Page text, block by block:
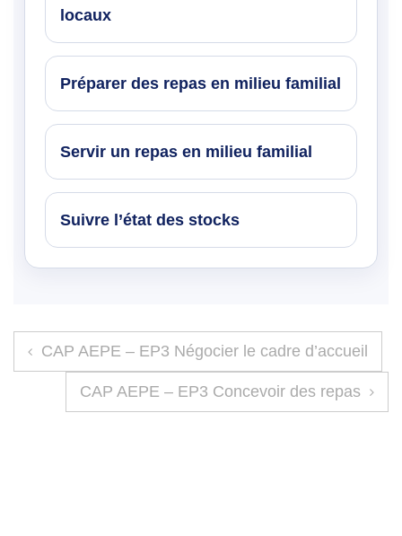
locaux
Préparer des repas en milieu familial
Servir un repas en milieu familial
Suivre l’état des stocks
Navigation de l’article
CAP AEPE – EP3 Négocier le cadre d’accueil
CAP AEPE – EP3 Concevoir des repas